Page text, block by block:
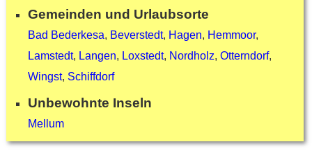
Gemeinden und Urlaubsorte
Bad Bederkesa, Beverstedt, Hagen, Hemmoor,
Lamstedt, Langen, Loxstedt, Nordholz, Otterndorf,
Wingst, Schiffdorf
Unbewohnte Inseln
Mellum